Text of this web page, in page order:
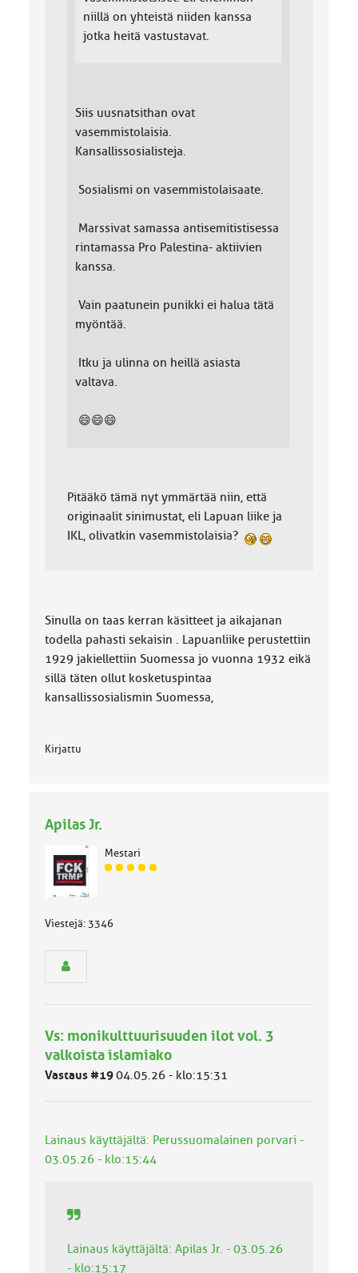
niillä on yhteistä niiden kanssa
jotka heitä vastustavat.
Siis uusnatsithan ovat
vasemmistolaisia.
Kansallissosialisteja.
Sosialismi on vasemmistolaisaate.
Marssivat samassa antisemitistisessa
rintamassa Pro Palestina- aktiivien
kanssa.
Vain paatunein punikki ei halua tätä
myöntää.
Itku ja ulinna on heillä asiasta
valtava.
😄😄😄
Pitääkö tämä nyt ymmärtää niin, että
originaalit sinimustat, eli Lapuan liike ja
IKL, olivatkin vasemmistolaisia?
Sinulla on taas kerran käsitteet ja aikajanan
todella pahasti sekaisin . Lapuanliike perustettiin
1929 jakiellettiin Suomessa jo vuonna 1932 eikä
sillä täten ollut kosketuspintaa
kansallissosialismin Suomessa,
Kirjattu
Apilas Jr.
Mestari
J
n
u
o
k
k
Viestejä: 3346
Vs: monikulttuurisuuden ilot vol. 3
valkoista islamiako
Vastaus #1904.05.26 - klo:15:31
Lainaus käyttäjältä: Perussuomalainen porvari -
03.05.26 - klo:15:44
Lainaus käyttäjältä: Apilas Jr. - 03.05.26
- klo:15:17